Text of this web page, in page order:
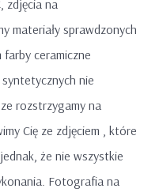
zdjęcia na
materiały sprawdzonych
farby ceramiczne
nie
rozstrzygamy na
Cię ze zdjęciem , które
że nie wszystkie
Fotografia na